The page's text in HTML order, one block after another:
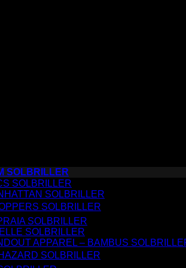
SOLBRILLER
SOLBRILLER
SOLBRILLER
SOLBRILLER
SOLBRILLER
SOLBRILLER
APPAREL – BAMBUS
SOLBRILLER